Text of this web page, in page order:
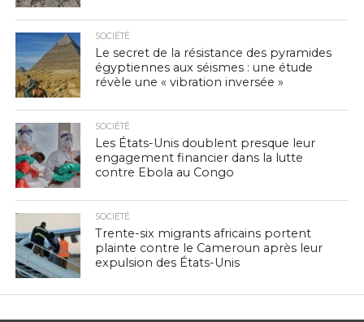
SOCIÉTÉ
Le secret de la résistance des pyramides
égyptiennes aux séismes : une étude
révèle une « vibration inversée »
SOCIÉTÉ
Les États-Unis doublent presque leur
engagement financier dans la lutte
contre Ebola au Congo
SOCIÉTÉ
Trente-six migrants africains portent
plainte contre le Cameroun après leur
expulsion des États-Unis